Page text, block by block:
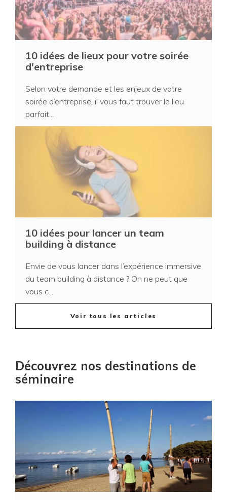
10 idées de lieux pour votre soirée
d'entreprise
Selon votre demande et les enjeux de votre
soirée d’entreprise, il vous faut trouver le lieu
parfait...
10 idées pour lancer un team
building à distance
Envie de vous lancer dans l’expérience immersive
du team building à distance ? On ne peut que
vous c...
Voir tous les articles
Découvrez nos destinations de
séminaire